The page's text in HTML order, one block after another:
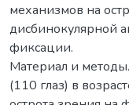
механизмов на
дисбинокулярной
фиксации.
Материал и
(110 глаз) в